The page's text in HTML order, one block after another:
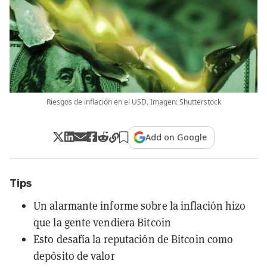
Riesgos de inflación en el USD. Imagen: Shutterstock
Add on Google
Tips
Un alarmante informe sobre la inflación hizo
que la gente vendiera Bitcoin
Esto desafía la reputación de Bitcoin como
depósito de valor